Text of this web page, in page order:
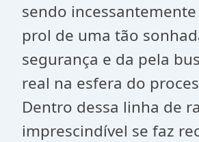
sendo
prol de uma tão
segurança e da pela
real na esfera do
Dentro dessa linha de
imprescindível se faz